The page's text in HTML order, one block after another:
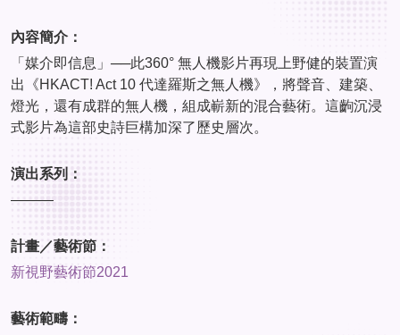
內容簡介：
「媒介即信息」──此360° 無人機影片再現上野健的裝置演
出《HKACT! Act 10 代達羅斯之無人機》，將聲音、建築、
燈光，還有成群的無人機，組成嶄新的混合藝術。這齣沉浸
式影片為這部史詩巨構加深了歷史層次。
演出系列：
———
計畫／藝術節：
新視野藝術節2021
藝術範疇：